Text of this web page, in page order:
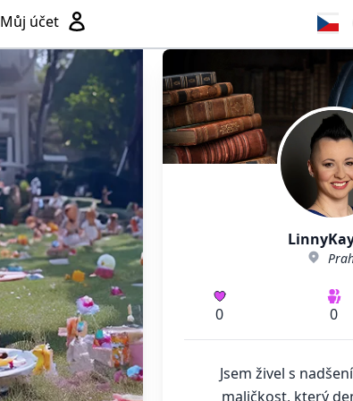
Můj účet
0 0
Jsem živel s
maličkost, který